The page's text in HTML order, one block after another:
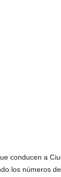
conducen a
los números